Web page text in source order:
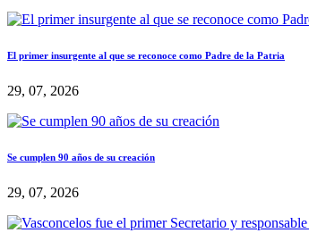
El primer insurgente al que se reconoce como Padre de la Patria
29, 07, 2026
Se cumplen 90 años de su creación
29, 07, 2026